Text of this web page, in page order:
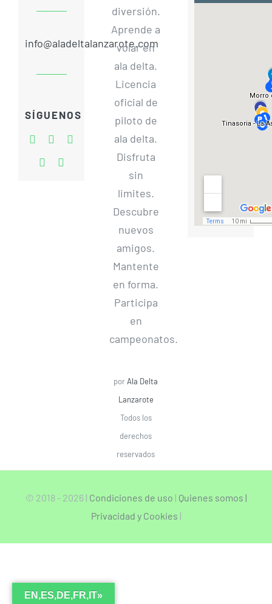
info@aladeltalanzarote.com
SÍGUENOS
diversión.
Aprende a
volar en
ala delta.
Licencia
oficial de
piloto de
ala delta.
Disfruta
sin
limites.
Descubre
nuevos
amigos.
Mantente
en forma.
Participa
en
campeonatos.
porAla Delta
Lanzarote
Todos los
derechos
reservados
© 2018 - 2026 | Condiciones de uso | Quienes somos |
Privacidad y Cookies |
EN,ES,DE,FR,IT»